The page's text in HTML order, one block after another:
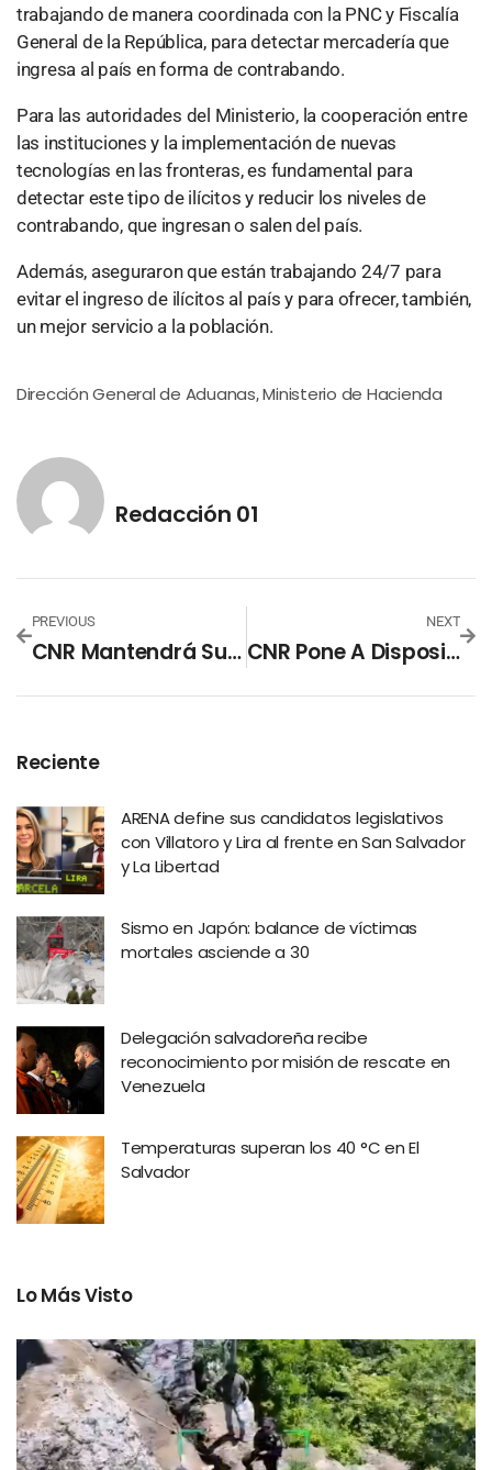
trabajando de manera coordinada con la PNC y Fiscalía
General de la República, para detectar mercadería que
ingresa al país en forma de contrabando.
Para las autoridades del Ministerio, la cooperación entre
las instituciones y la implementación de nuevas
tecnologías en las fronteras, es fundamental para
detectar este tipo de ilícitos y reducir los niveles de
contrabando, que ingresan o salen del país.
Además, aseguraron que están trabajando 24/7 para
evitar el ingreso de ilícitos al país y para ofrecer, también,
un mejor servicio a la población.
Dirección General de Aduanas,Ministerio de Hacienda
Redacción 01
PREVIOUS
CNR Mantendrá Su Programa De Capacitación En 2020
NEXT
CNR Pone A Disposición Registro De Garantías Mobiliarias
Reciente
ARENA define sus candidatos legislativos
con Villatoro y Lira al frente en San Salvador
y La Libertad
Sismo en Japón: balance de víctimas
mortales asciende a 30
Delegación salvadoreña recibe
reconocimiento por misión de rescate en
Venezuela
Temperaturas superan los 40 °C en El
Salvador
Lo Más Visto